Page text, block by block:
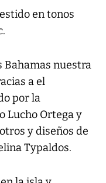
en tonos
Bahamas nuestra
a el
por la
Lucho Ortega y
y diseños de
Typaldos.